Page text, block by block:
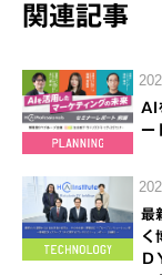
関連記事
AI
ー
最
く
Ｄ